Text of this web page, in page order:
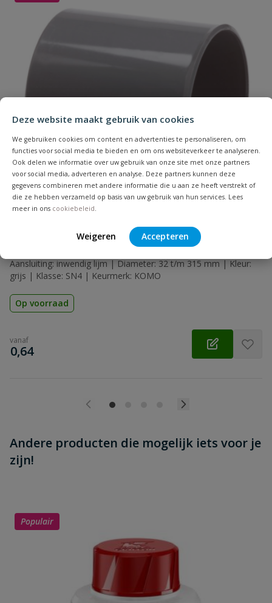
Deze website maakt gebruik van cookies
We gebruiken cookies om content en advertenties te personaliseren, om
functies voor social media te bieden en om ons websiteverkeer te analyseren.
Ook delen we informatie over uw gebruik van onze site met onze partners
voor social media, adverteren en analyse. Deze partners kunnen deze
gegevens combineren met andere informatie die u aan ze heeft verstrekt of
die ze hebben verzameld op basis van uw gebruik van hun services. Lees
meer in ons cookiebeleid
Weigeren Accepteren
Uw waardering:
Samenvatting
Beoordeling
Beoordeling versturen
Aansluiting: inwendig lijm | Diameter: 32 t/m 315 mm | Kleur:
grijs | Klasse: SN4 | Keurmerk: KOMO
Op voorraad
vanaf
€
0,64
Andere producten die mogelijk iets voor je
zijn!
Populair